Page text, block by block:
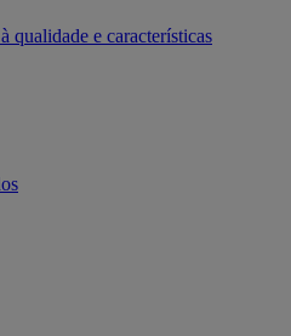
qualidade e características